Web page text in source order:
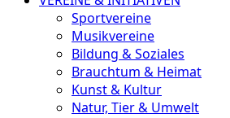
Sportvereine
Musikvereine
Bildung & Soziales
Brauchtum & Heimat
Kunst & Kultur
Natur, Tier & Umwelt